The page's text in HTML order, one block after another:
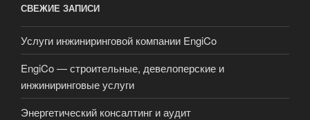
СВЕЖИЕ ЗАПИСИ
Услуги инжиниринговой компании EngiCo
EngiCo — строительные, девелоперские и
инжиниринговые услуги
Энергетический консалтинг и аудит